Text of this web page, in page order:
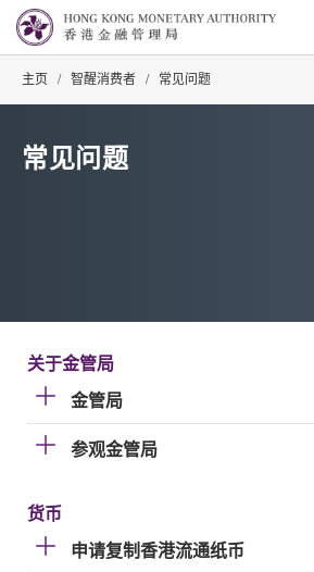
主页 / 智醒消费者 / 常见问题
常见问题
关于金管局
金管局
参观金管局
货币
申请复制香港流通纸币